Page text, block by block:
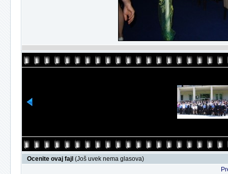
Ocenite ovaj fajl (Još uvek nema glasova)